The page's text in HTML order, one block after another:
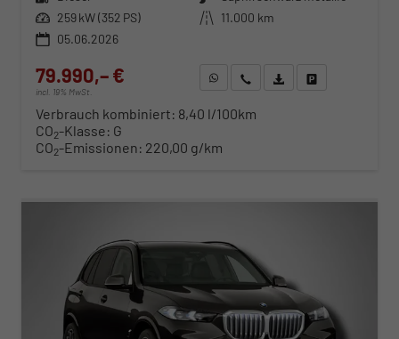
Leistung 259 kW (352 PS) Kilometerstand 11.000 km
05.06.2026
79.990,– €
incl. 19% MwSt.
WhatsApp anfragen
Wir rufen Sie anFahrzeugexposé (PDF)
Verbrauch kombiniert: 8,40 l/100km
CO2-Klasse: G
CO2-Emissionen: 220,00 g/km